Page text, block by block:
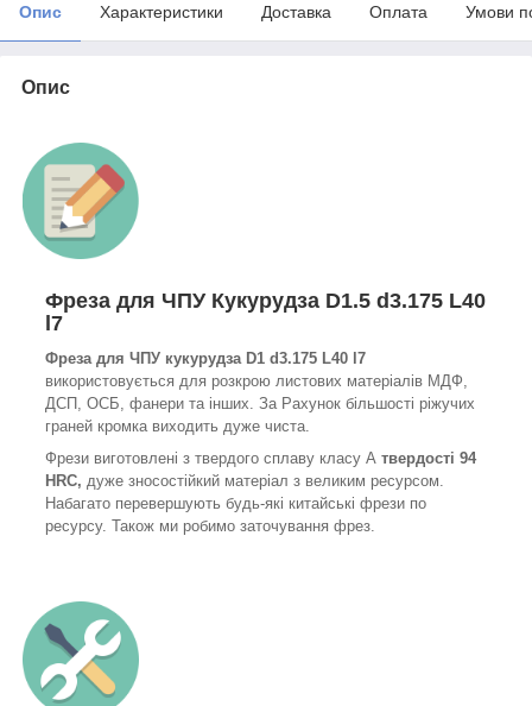
Опис Характеристики Доставка Оплата Умови
Опис
Фреза для ЧПУ Кукурудза D1.5 d3.175 L40
l7
Фреза для ЧПУ кукурудза D1 d3.175 L40 l7
використовується для розкрою листових матеріалів МДФ,
ДСП, ОСБ, фанери та інших. За Рахунок більшості ріжучих
граней кромка виходить дуже чиста.
Фрези виготовлені з твердого сплаву класу А твердості 94
HRC, дуже зносостійкий матеріал з великим ресурсом.
Набагато перевершують будь-які китайські фрези по
ресурсу. Також ми робимо заточування фрез.